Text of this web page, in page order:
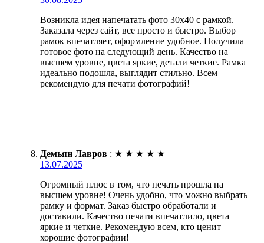
Возникла идея напечатать фото 30х40 с рамкой.
Заказала через сайт, все просто и быстро. Выбор
рамок впечатляет, оформление удобное. Получила
готовое фото на следующий день. Качество на
высшем уровне, цвета яркие, детали четкие. Рамка
идеально подошла, выглядит стильно. Всем
рекомендую для печати фотографий!
Демьян Лавров : ★ ★ ★ ★ ★
13.07.2025
Огромный плюс в том, что печать прошла на
высшем уровне! Очень удобно, что можно выбрать
рамку и формат. Заказ быстро обработали и
доставили. Качество печати впечатлило, цвета
яркие и четкие. Рекомендую всем, кто ценит
хорошие фотографии!